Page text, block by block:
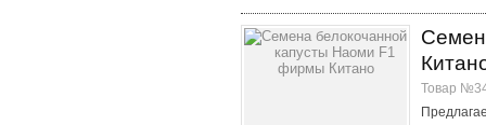
Товар